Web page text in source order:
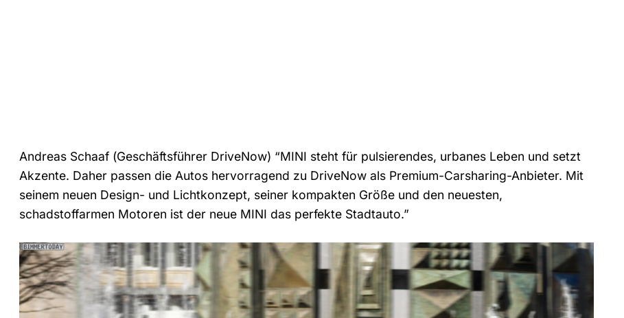
Andreas Schaaf (Geschäftsführer DriveNow) “MINI steht für pulsierendes, urbanes Leben und setzt
Akzente. Daher passen die Autos hervorragend zu DriveNow als Premium-Carsharing-Anbieter. Mit
seinem neuen Design- und Lichtkonzept, seiner kompakten Größe und den neuesten,
schadstoffarmen Motoren ist der neue MINI das perfekte Stadtauto.”